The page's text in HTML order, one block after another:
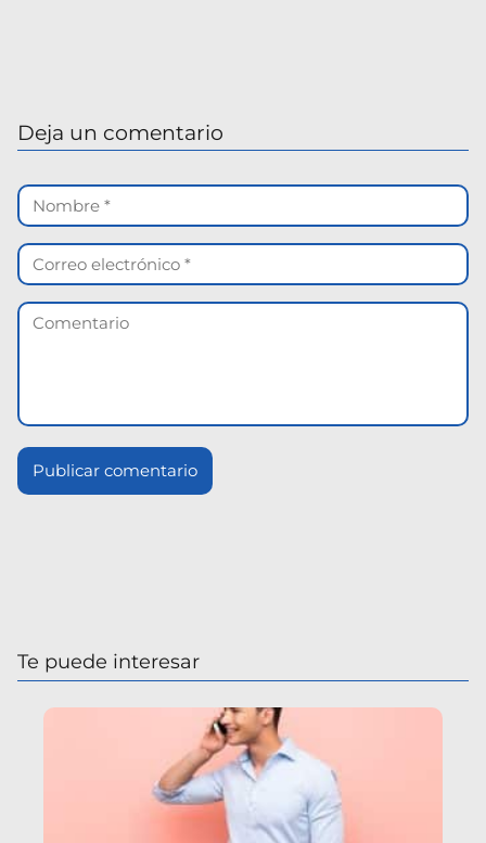
Deja un comentario
Te puede interesar